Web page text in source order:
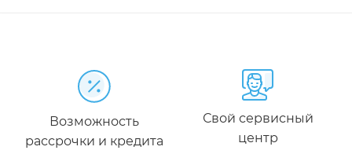
Возможность
рассрочки и кредита
Свой сервисный
центр